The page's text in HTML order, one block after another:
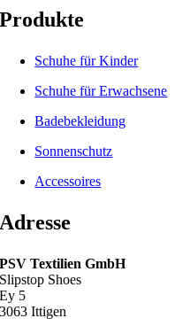
Produkte
Schuhe für Kinder
Schuhe für Erwachsene
Badebekleidung
Sonnenschutz
Accessoires
Adresse
PSV Textilien GmbH
Slipstop Shoes
Ey 5
3063 Ittigen